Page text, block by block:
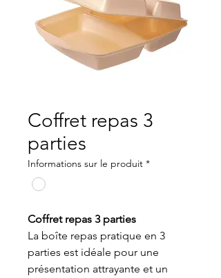
Coffret repas 3
parties
Informations sur le produit *
Coffret repas 3 parties
La boîte repas pratique en 3
parties est idéale pour une
présentation attrayante et un